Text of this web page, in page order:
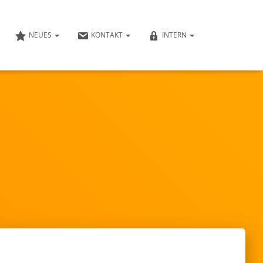
NEUES KONTAKT INTERN